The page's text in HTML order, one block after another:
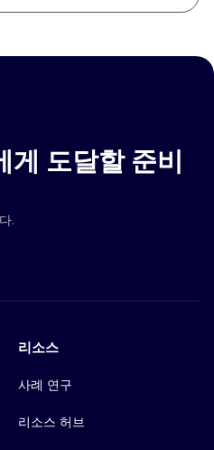
게 도달할 준비
.
리소스
사례 연구
리소스 허브